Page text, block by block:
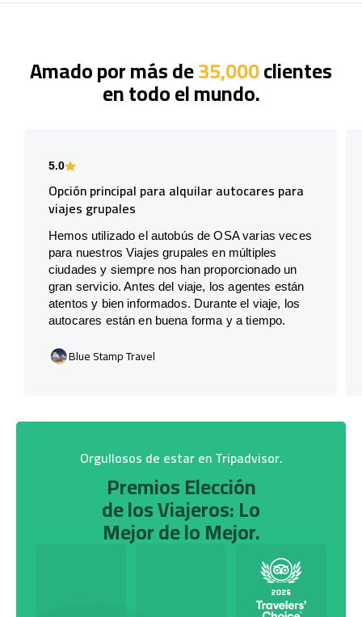
Amado por más de35,000clientes
en todo el mundo.
5.0
Opción principal para alquilar autocares para
viajes grupales
Hemos utilizado el autobús de OSA varias veces
para nuestros Viajes grupales en múltiples
ciudades y siempre nos han proporcionado un
gran servicio. Antes del viaje, los agentes están
atentos y bien informados. Durante el viaje, los
autocares están en buena forma y a tiempo.
Blue Stamp Travel
Orgullosos de estar en Tripadvisor.
Premios Elección
de los Viajeros: Lo
Mejor de lo Mejor.